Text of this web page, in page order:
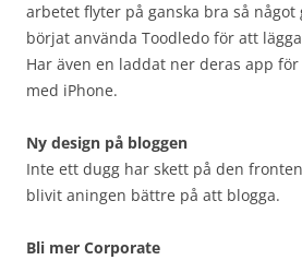
arbetet flyter på ganska bra så något
börjat använda Toodledo för att
Har även en laddat ner deras app för
med iPhone.
Ny design på bloggen
Inte ett dugg har skett på den
blivit aningen bättre på att blogga.
Bli mer Corporate